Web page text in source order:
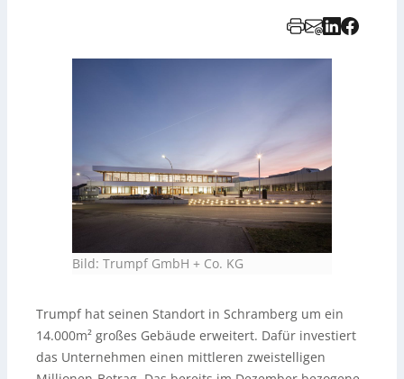
Bild: Trumpf GmbH + Co. KG
Trumpf hat seinen Standort in Schramberg um ein
14.000m² großes Gebäude erweitert. Dafür investiert
das Unternehmen einen mittleren zweistelligen